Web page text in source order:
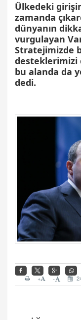
Ülkedeki
zamanda
dünyanın
vurgulayan
Stratejimizde
desteklerimizi
bu alanda da
dedi.
-
+